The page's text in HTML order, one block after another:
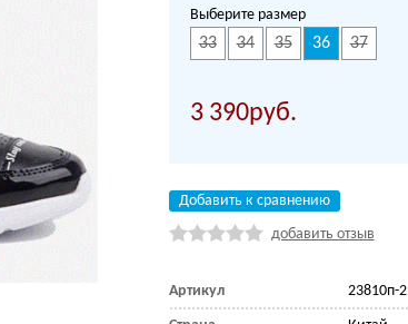
Выберите размер
33 34 35 36 37
3 390
Добавить к сравнению
добавить отзыв
Артикул 23810п-2